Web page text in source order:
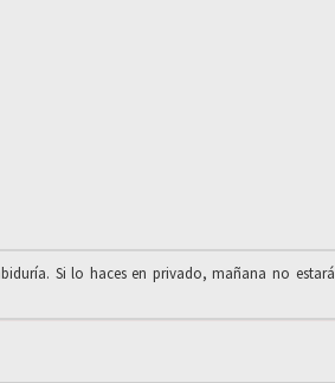
Si lo haces en privado, mañana no